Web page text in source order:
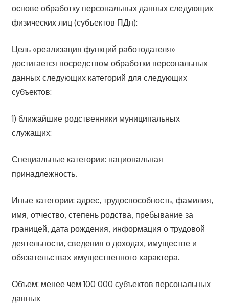
основе обработку персональных данных следующих
физических лиц (субъектов ПДн):
Цель «реализация функций работодателя»
достигается посредством обработки персональных
данных следующих категорий для следующих
субъектов:
1) ближайшие родственники муниципальных
служащих:
Специальные категории: национальная
принадлежность.
Иные категории: адрес, трудоспособность, фамилия,
имя, отчество, степень родства, пребывание за
границей, дата рождения, информация о трудовой
деятельности, сведения о доходах, имуществе и
обязательствах имущественного характера.
Объем: менее чем 100 000 субъектов персональных
данных